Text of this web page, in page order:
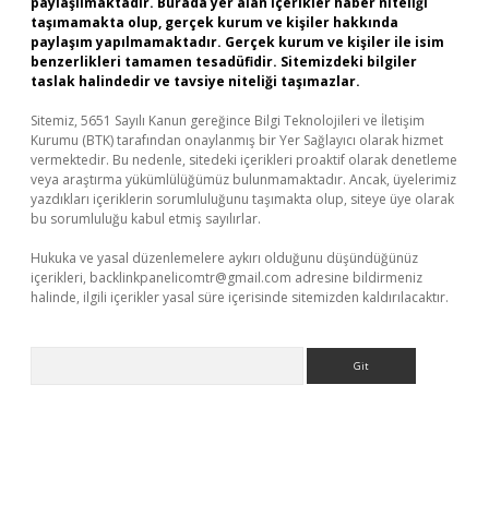
taşımamakta olup, gerçek kurum ve kişiler hakkında
paylaşım yapılmamaktadır. Gerçek kurum ve kişiler ile isim
benzerlikleri tamamen tesadüfidir. Sitemizdeki bilgiler
taslak halindedir ve tavsiye niteliği taşımazlar.
Sitemiz, 5651 Sayılı Kanun gereğince Bilgi Teknolojileri ve İletişim
Kurumu (BTK) tarafından onaylanmış bir Yer Sağlayıcı olarak hizmet
vermektedir. Bu nedenle, sitedeki içerikleri proaktif olarak denetleme
veya araştırma yükümlülüğümüz bulunmamaktadır. Ancak, üyelerimiz
yazdıkları içeriklerin sorumluluğunu taşımakta olup, siteye üye olarak
bu sorumluluğu kabul etmiş sayılırlar.
Hukuka ve yasal düzenlemelere aykırı olduğunu düşündüğünüz
içerikleri, backlinkpanelicomtr@gmail.com adresine bildirmeniz
halinde, ilgili içerikler yasal süre içerisinde sitemizden kaldırılacaktır.